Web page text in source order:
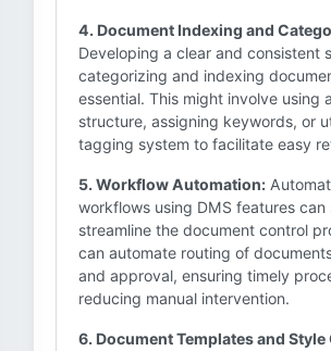
4. Document Indexing and
Developing a clear and consistent
categorizing and indexing
essential. This might involve using
structure, assigning keywords, or
tagging system to facilitate easy
5. Workflow Automation:
workflows using DMS features
streamline the document control
can automate routing of
and approval, ensuring timely
reducing manual intervention.
6. Document Templates and Style